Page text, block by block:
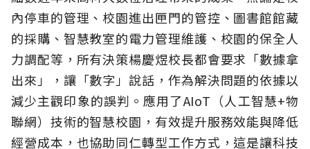
內停車的管理、校園進出匣門的管控、圖書館館藏
的採購、智慧教室的電力管理維護、校園的保全人
力調配等，所有決策楊慶煜校長都會要求「數據拿
出來」，讓「數字」說話，作為解決問題的依據以
減少主觀印象的誤判。應用了AIoT（人工智慧+物
聯網）技術的智慧校園，有效提升服務效能與降低
經營成本，也協助同仁轉型工作方式，這是讓科技